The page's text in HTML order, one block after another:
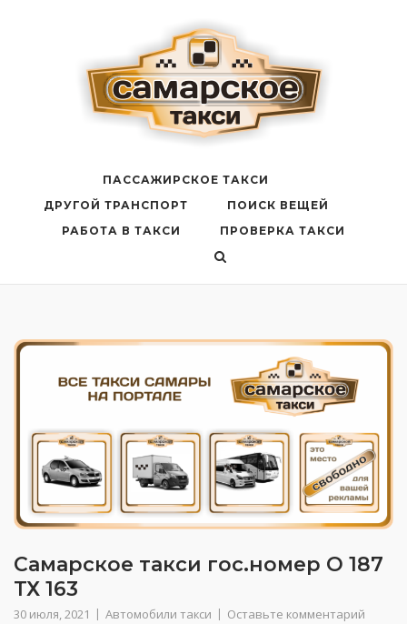
ПАССАЖИРСКОЕ ТАКСИ
ДРУГОЙ ТРАНСПОРТ
ПОИСК ВЕЩЕЙ
РАБОТА В ТАКСИ
ПРОВЕРКА ТАКСИ
Самарское такси гос.номер О 187
ТХ 163
30 июля, 2021 Автомобили такси Оставьте комментарий